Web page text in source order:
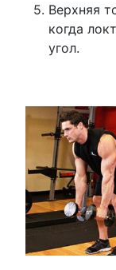
Верхняя
когда
угол.